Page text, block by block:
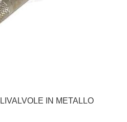
IN METALLO